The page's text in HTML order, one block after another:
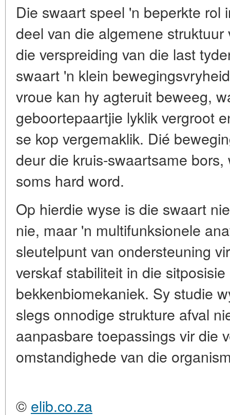
Die swaart speel 'n beperkte rol
deel van die algemene
die verspreiding van die last
swaart 'n klein
vroue kan hy agteruit beweeg,
geboortepaartjie lyklik vergroot
se kop vergemaklik. Dié
deur die kruis-swaartsame
soms hard word.
Op hierdie wyse is die swaart
nie, maar 'n multifunksionele
sleutelpunt van ondersteuning
verskaf stabiliteit in die
bekkenbiomekaniek. Sy studie
slegs onnodige strukture afval
aanpasbare toepassings vir die
omstandighede van die
© elib.co.za